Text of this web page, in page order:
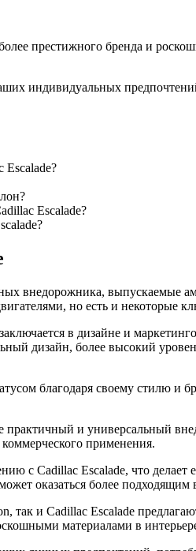
престижного бренда и
индивидуальных
Escalade?
внедорожника, выпускаемые
но есть и некоторые
в дизайне и
дизайн, более высокий
благодаря своему стилю
и универсальный
применения.
с Cadillac Escalade, что
оказаться более подходящим
так и Cadillac Escalade
материалами в